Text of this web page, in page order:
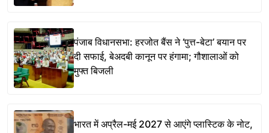
पंजाब विधानसभा: हरजोत बैंस ने ‘पुत्त-बेटा’ बयान पर
दी सफाई, बेअदबी कानून पर हंगामा; गौशालाओं को
मुफ्त बिजली
भारत में अप्रैल-मई 2027 से आएंगे प्लास्टिक के नोट,